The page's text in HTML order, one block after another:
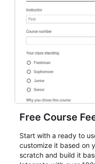
Free Course
Start with a ready to
customize it based on
scratch and build it